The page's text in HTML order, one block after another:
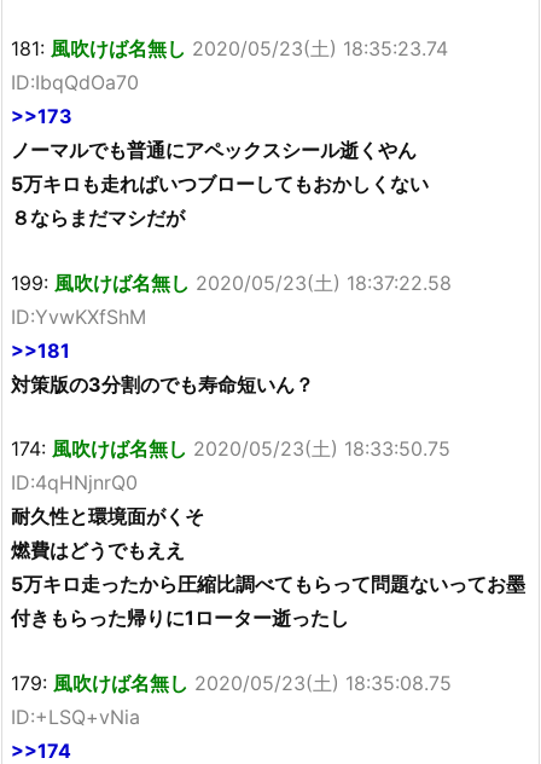
181: 風吹けば名無し 2020/05/23(土) 18:35:23.74
ID:IbqQdOa70
>>173
ノーマルでも普通にアペックスシール逝くやん
5万キロも走ればいつブローしてもおかしくない
８ならまだマシだが
199: 風吹けば名無し 2020/05/23(土) 18:37:22.58
ID:YvwKXfShM
>>181
対策版の3分割のでも寿命短いん？
174: 風吹けば名無し 2020/05/23(土) 18:33:50.75
ID:4qHNjnrQ0
耐久性と環境面がくそ
燃費はどうでもええ
5万キロ走ったから圧縮比調べてもらって問題ないってお墨
付きもらった帰りに1ローター逝ったし
179: 風吹けば名無し 2020/05/23(土) 18:35:08.75
ID:+LSQ+vNia
>>174